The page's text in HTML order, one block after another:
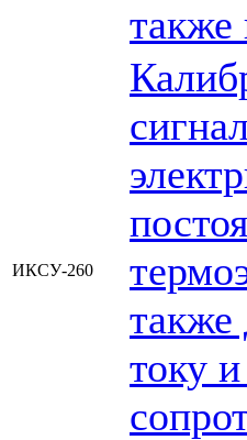
также
ИКСУ-260
также
току